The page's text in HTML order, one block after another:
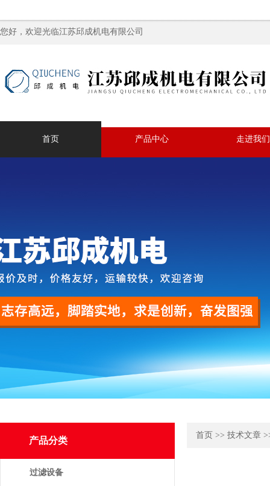
您好，欢迎光临江苏邱成机电有限公司
首页 产品中心 走进我们
产品分类
过滤设备
首页 >> 技术文章